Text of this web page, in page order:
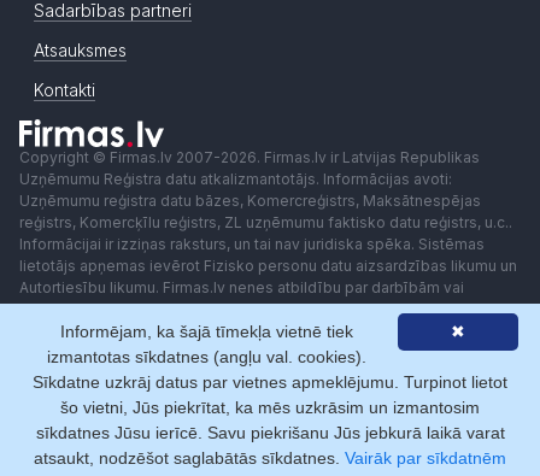
Sadarbības partneri
Atsauksmes
Kontakti
Copyright © Firmas.lv 2007-2026. Firmas.lv ir Latvijas Republikas
Uzņēmumu Reģistra datu atkalizmantotājs. Informācijas avoti:
Uzņēmumu reģistra datu bāzes, Komercreģistrs, Maksātnespējas
reģistrs, Komercķīlu reģistrs, ZL uzņēmumu faktisko datu reģistrs, u.c..
Informācijai ir izziņas raksturs, un tai nav juridiska spēka. Sistēmas
lietotājs apņemas ievērot Fizisko personu datu aizsardzības likumu un
Autortiesību likumu. Firmas.lv nenes atbildību par darbībām vai
lēmumiem, kas balstīti uz saņemto pakalpojumu. Lietotājam aizliegts
izmantot jebkādas automatizētas sistēmas vai iekārtas (robotus)
piekļuvei sistēmai bez rakstiskas saskaņošanas ar Firmas.lv. Galvenā
redaktore: Ingūna Pempere.
Lietošanas noteikumi
Privātuma politika Norēķini ar
✖
Informējam, ka šajā tīmekļa vietnē tiek
izmantotas sīkdatnes (angļu val. cookies).
Sīkdatne uzkrāj datus par vietnes apmeklējumu. Turpinot lietot
šo vietni, Jūs piekrītat, ka mēs uzkrāsim un izmantosim
sīkdatnes Jūsu ierīcē. Savu piekrišanu Jūs jebkurā laikā varat
atsaukt, nodzēšot saglabātās sīkdatnes. Vairāk par sīkdatnēm